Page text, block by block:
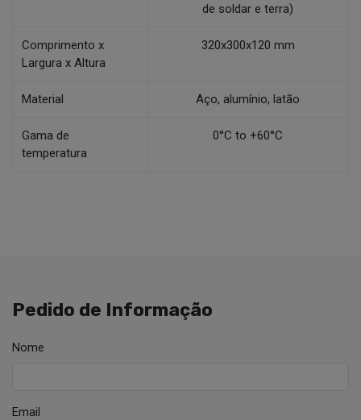
de soldar e terra)
Comprimento x
Largura x Altura
320x300x120 mm
Material Aço, alumínio, latão
Gama de
temperatura
0°C to +60°C
Pedido de Informação
Nome
Email